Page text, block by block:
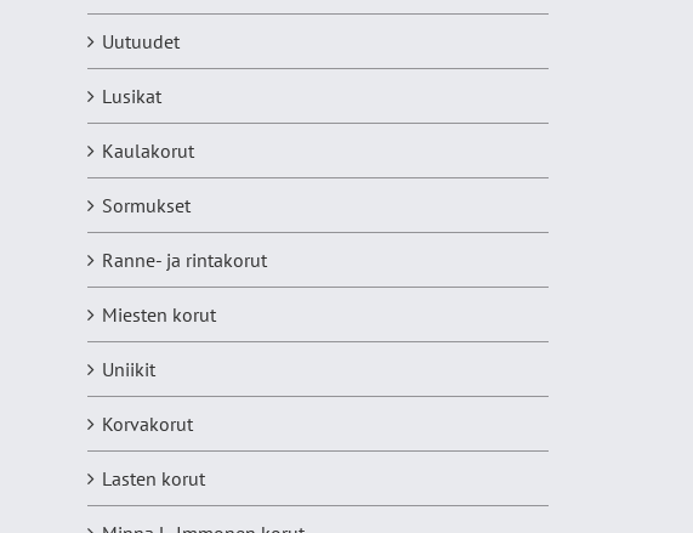
Uutuudet
Lusikat
Kaulakorut
Sormukset
Ranne- ja rintakorut
Miesten korut
Uniikit
Korvakorut
Lasten korut